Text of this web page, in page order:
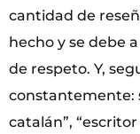
cantidad de
hecho y se debe
de respeto. Y,
constantemente:
catalán”,